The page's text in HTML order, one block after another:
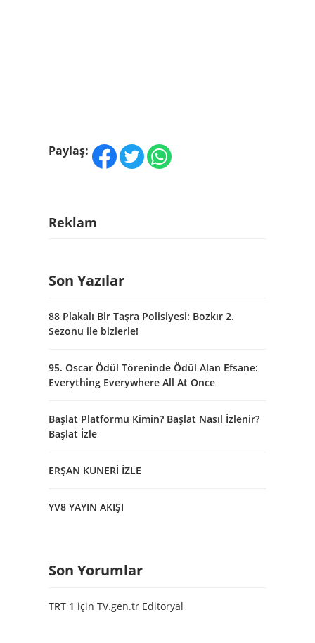
Paylaş:
Reklam
Son Yazılar
88 Plakalı Bir Taşra Polisiyesi: Bozkır 2.
Sezonu ile bizlerle!
95. Oscar Ödül Töreninde Ödül Alan Efsane:
Everything Everywhere All At Once
Başlat Platformu Kimin? Başlat Nasıl İzlenir?
Başlat İzle
ERŞAN KUNERİ İZLE
YV8 YAYIN AKIŞI
Son Yorumlar
TRT 1 için TV.gen.tr Editoryal